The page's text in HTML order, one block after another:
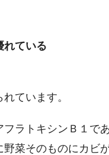
れている
ています。
ラトキシンＢ１で
菜そのものにカビ